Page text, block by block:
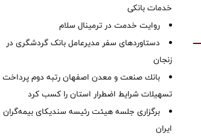
خدمات بانکی
روایت خدمت در ترمینال سلام
دستاوردهای سفر مدیرعامل بانک گردشگری در
زنجان
بانك صنعت و معدن اصفهان رتبه دوم پرداخت
تسهیلات شرایط اضطرار استان را كسب كرد
برگزاری جلسه هیئت رئیسه سندیکای بیمه‌گران
ایران